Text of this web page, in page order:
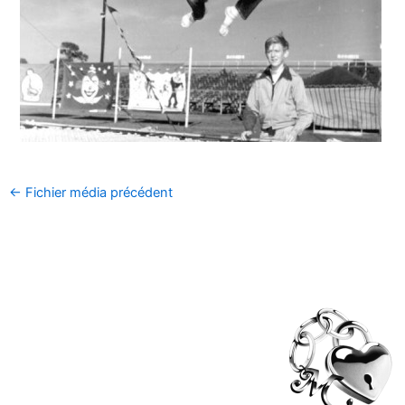
← Fichier média précédent